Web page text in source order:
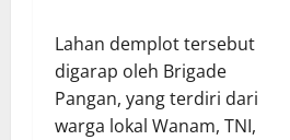
Lahan demplot tersebut
digarap oleh Brigade
Pangan, yang terdiri dari
warga lokal Wanam, TNI,